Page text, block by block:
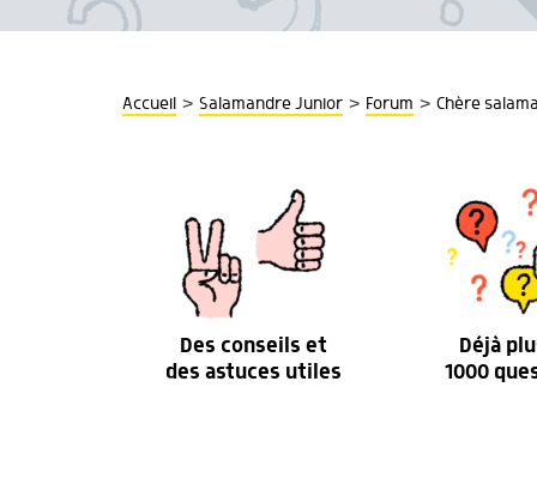
Accueil > Salamandre Junior > Forum > Chère
Des conseils et
des astuces utiles
Déjà
1000